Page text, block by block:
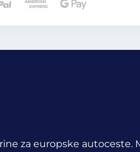
za europske autoceste.